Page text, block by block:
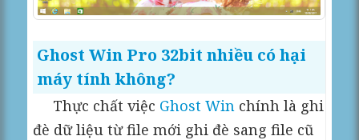
Ghost Win Pro 32bit nhiều có hại
máy tính không?
Thực chất việc Ghost Win chính là ghi
đè dữ liệu từ file mới ghi đè sang file cũ